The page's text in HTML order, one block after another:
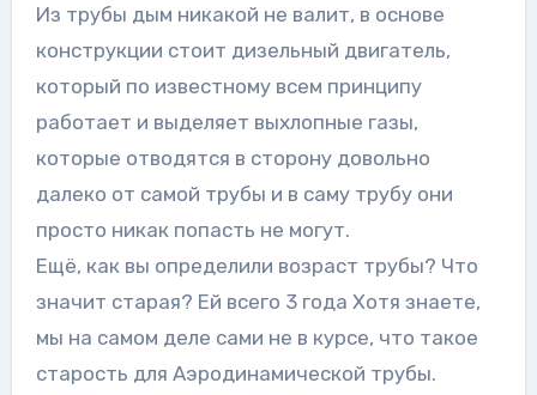
Из трубы дым никакой не валит, в основе
конструкции стоит дизельный двигатель,
который по известному всем принципу
работает и выделяет выхлопные газы,
которые отводятся в сторону довольно
далеко от самой трубы и в саму трубу они
просто никак попасть не могут.
Ещё, как вы определили возраст трубы? Что
значит старая? Ей всего 3 года Хотя знаете,
мы на самом деле сами не в курсе, что такое
старость для Аэродинамической трубы.